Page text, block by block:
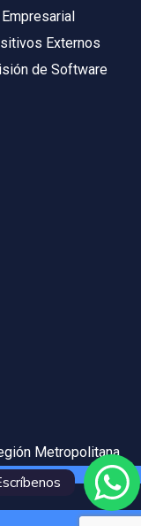
Externos
de Software
Metropolitana